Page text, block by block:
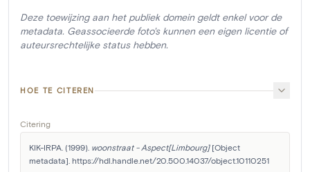
Deze toewijzing aan het publiek domein geldt enkel voor de
metadata. Geassocieerde foto's kunnen een eigen licentie of
auteursrechtelijke status hebben.
HOE TE CITEREN
Citering
KIK-IRPA. (1999). woonstraat - Aspect[Limbourg] [Object
metadata]. https://hdl.handle.net/20.500.14037/object.10110251